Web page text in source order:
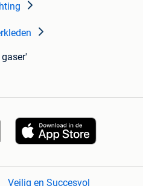
Veilig en Succesvol